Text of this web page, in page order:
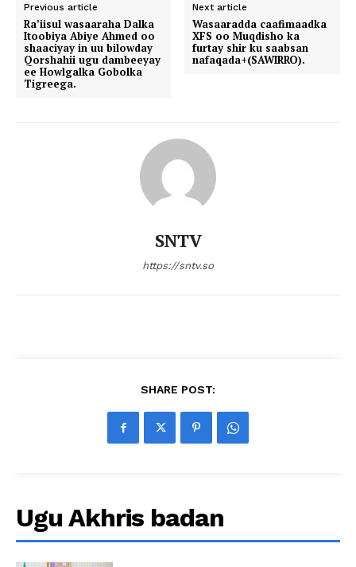
Previous article
Ra’iisul wasaaraha Dalka
Itoobiya Abiye Ahmed oo
shaaciyay in uu bilowday
Qorshahii ugu dambeeyay
ee Howlgalka Gobolka
Tigreega.
Next article
Wasaaradda caafimaadka
XFS oo Muqdisho ka
furtay shir ku saabsan
nafaqada+(SAWIRRO).
SNTV
https://sntv.so
SHARE POST:
Ugu Akhris badan